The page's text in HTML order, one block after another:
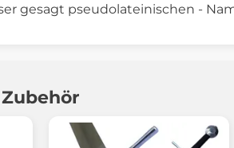
gesagt pseudolateinischen -